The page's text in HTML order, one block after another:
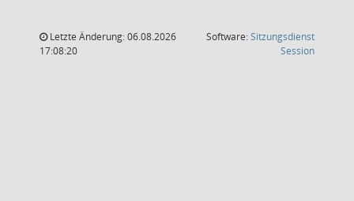
Letzte Änderung: 06.08.2026
17:08:20
Software:Sitzungsdienst
Session(Wird in